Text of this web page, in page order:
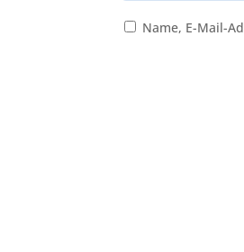
Name, E-Mail-